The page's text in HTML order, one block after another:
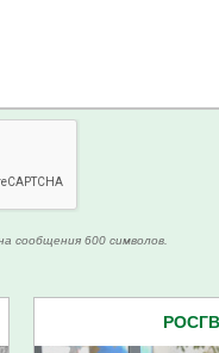
сообщения 600 символов.